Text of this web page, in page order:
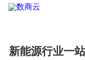
新能源行业一